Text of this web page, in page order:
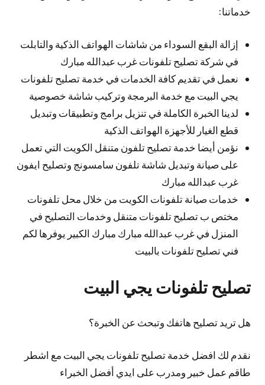
خدماتنا:
إزالة البقع السوداء من شاشات الهواتف الذكية والتابلت
في شركة تصليح تلفونات غرب عبدالله مبارك
نعمل في تقديم كافة الخدمات في خدمة تصليح تلفونات
يجي البيت مع خدمة البرمجة وتركيب شاشة خصوصية
لدينا الخبرة الكاملة في تنزيل برامج وتطبيقات وتبديل
قطع الغيار للأجهزة الهواتف الذكية
نؤمن أيضا خدمة تصليح تلفون متنقل الكويت التي تعمل
على صيانة وتبديل شاشة تلفون سامسونج وتصليح ايفون
غرب عبدالله مبارك
خدمات صيانة تلفونات الكويت من خلال محل تلفونات
مختص ب تصليح تلفونات متنقل وخدمات التصليح في
المنزل في غرب عبدالله مبارك مبارك الكبير يوفرها لكم
فني تصليح تلفونات بالبيت
تصليح تلفونات يجي البيت
هل تريد تصليح هاتفك وتبحث عن الخبرة؟
نقدم لك افضل خدمة تصليح تلفونات يجي البيت مع اشطر
طاقم عمل خبير ومدرب على ايدي أفضل الخبراء